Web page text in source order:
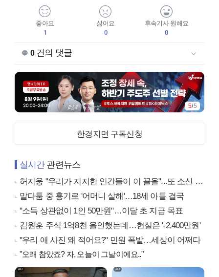
좋아요
1
싫어요
0
후속기사 원해요
0
0건의 댓글
5/5
한경지면 구독신청
실시간관련뉴스
허지웅 "우리가 지지한 인간들이 이 꼴을"...또 소신 발언
말다툼 중 흉기로 '어머니 살해'…18세 아들 결국
"소득 상관없이 1인 50만원"…이달 초 지급 목표
김원훈 주식 1억8천 올인했는데…현실은 '-2,400만원'
"우리 애 사진 왜 적어요?" 민원 폭발…세상이 어쩌다
"오래 참았죠? 자, 오늘이 그날이에요.."